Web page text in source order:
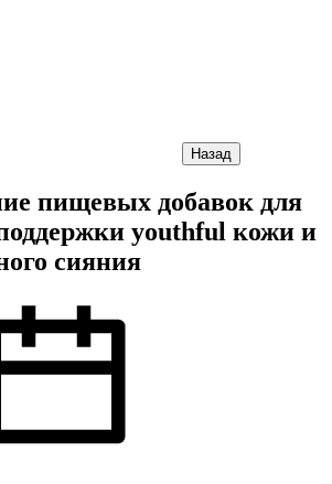
Назад
пищевых добавок для
youthful кожи и
сияния